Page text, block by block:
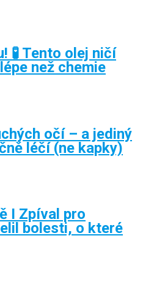
🧪 Tento olej ničí
než chemie
očí – a jediný
léčí (ne kapky)
I Zpíval pro
bolesti, o které